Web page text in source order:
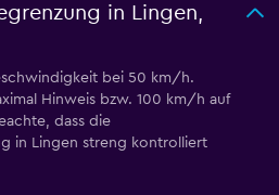
in Lingen,
bei 50 km/h.
Hinweis bzw. 100 km/h auf
dass die
in Lingen streng kontrolliert